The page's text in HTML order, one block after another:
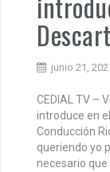
junio 21,
CEDIAL TV –
introduce en
Conducción
queriendo yo
necesario que